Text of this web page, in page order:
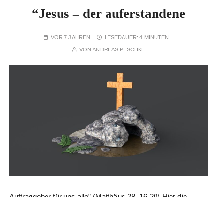
“Jesus – der auferstandene
VOR 7 JAHREN LESEDAUER:4 MINUTEN
VONANDREAS PESCHKE